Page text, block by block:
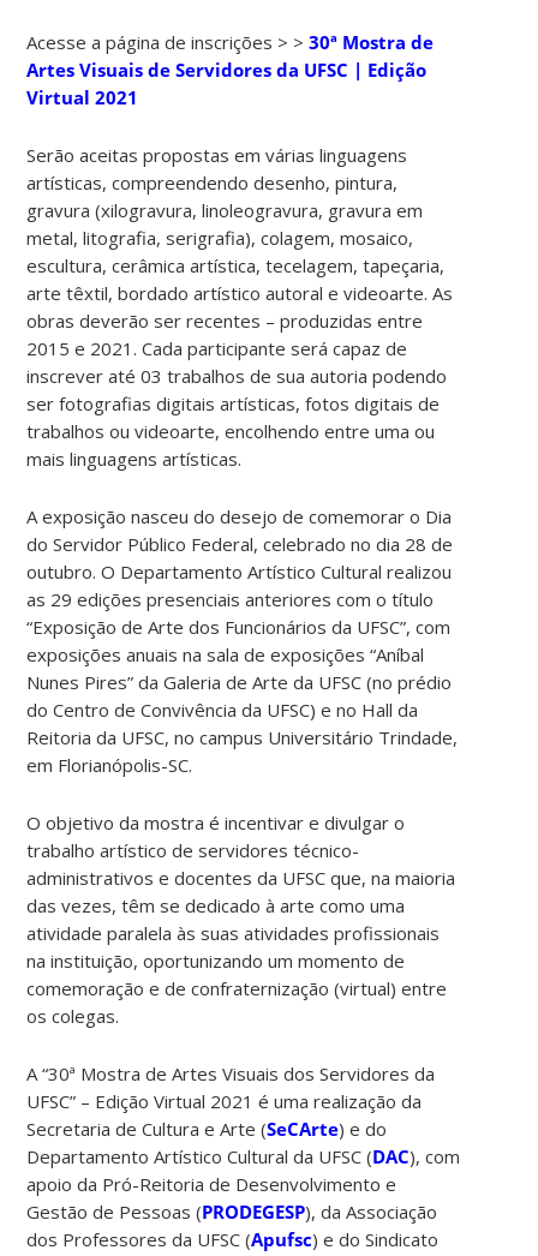
Acesse a página de inscrições > >30ª Mostra de
Artes Visuais de Servidores da UFSC | Edição
Virtual 2021
Serão aceitas propostas em várias linguagens
artísticas, compreendendo desenho, pintura,
gravura (xilogravura, linoleogravura, gravura em
metal, litografia, serigrafia), colagem, mosaico,
escultura, cerâmica artística, tecelagem, tapeçaria,
arte têxtil, bordado artístico autoral e videoarte. As
obras deverão ser recentes – produzidas entre
2015 e 2021. Cada participante será capaz de
inscrever até 03 trabalhos de sua autoria podendo
ser fotografias digitais artísticas, fotos digitais de
trabalhos ou videoarte, encolhendo entre uma ou
mais linguagens artísticas.
A exposição nasceu do desejo de comemorar o Dia
do Servidor Público Federal, celebrado no dia 28 de
outubro. O Departamento Artístico Cultural realizou
as 29 edições presenciais anteriores com o título
“Exposição de Arte dos Funcionários da UFSC”, com
exposições anuais na sala de exposições “Aníbal
Nunes Pires” da Galeria de Arte da UFSC (no prédio
do Centro de Convivência da UFSC) e no Hall da
Reitoria da UFSC, no campus Universitário Trindade,
em Florianópolis-SC.
O objetivo da mostra é incentivar e divulgar o
trabalho artístico de servidores técnico-
administrativos e docentes da UFSC que, na maioria
das vezes, têm se dedicado à arte como uma
atividade paralela às suas atividades profissionais
na instituição, oportunizando um momento de
comemoração e de confraternização (virtual) entre
os colegas.
A “30ª Mostra de Artes Visuais dos Servidores da
UFSC” – Edição Virtual 2021 é uma realização da
Secretaria de Cultura e Arte (SeCArte) e do
Departamento Artístico Cultural da UFSC (DAC), com
apoio da Pró-Reitoria de Desenvolvimento e
Gestão de Pessoas (PRODEGESP), da Associação
dos Professores da UFSC (Apufsc) e do Sindicato